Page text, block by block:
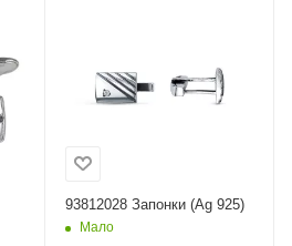
93812028 Запонки (Ag 925)
Мало